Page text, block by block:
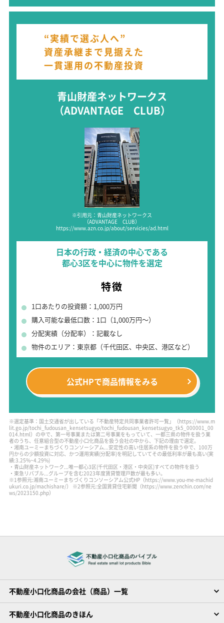
“実績で選ぶ人へ”
資産承継まで見据えた
一貫運用の不動産投資
青山財産ネットワークス
（ADVANTAGE CLUB）
※引用元：青山財産ネットワークス
（ADVANTAGE CLUB）
https://www.azn.co.jp/about/servicies/ad.html
日本の行政・経済の中心である
都心3区を中心に物件を選定
特徴
1口あたりの投資額：1,000万円
購入可能な最低口数：1口（1,000万円～）
分配実績（分配率）：記載なし
物件のエリア：東京都（千代田区、中央区、港区など）
公式HPで商品情報をみる
※選定基準：国土交通省が出している「不動産特定共同事業者許可一覧」
（https://www.m
lit.go.jp/tochi_fudousan_kensetsugyo/tochi_fudousan_kensetsugyo_tk5_000001_00
014.html） の中で、第一号事業または第二号事業をもっていて、一都三県の物件を扱う業
者のうち、任意組合型の不動産小口化商品を扱う会社の中から、下記の理由で選定。
・湘南ユーミーまちづくりコンソーシアム...安定性の高い住居系の物件を扱う中で、100万
円からの少額投資に対応、かつ運用実績(分配率)を明記していてその最低利率が最も高い(実
績:3.25%~4.29%)
・青山財産ネットワーク...唯一都心3区(千代田区・港区・中央区)すべての物件を扱う
・東急リバブル...グループを含む2023年度賃貸管理戸数が最も多い。
※1参照元:湘南ユーミーまちづくりコンソーシアム公式HP（https://www.you-me-machid
ukuri.co.jp/machishare/） ※2参照元:全国賃貸住宅新聞（https://www.zenchin.com/ne
ws/2023150.php）
不動産小口化商品の会社（商品）一覧
不動産小口化商品のきほん